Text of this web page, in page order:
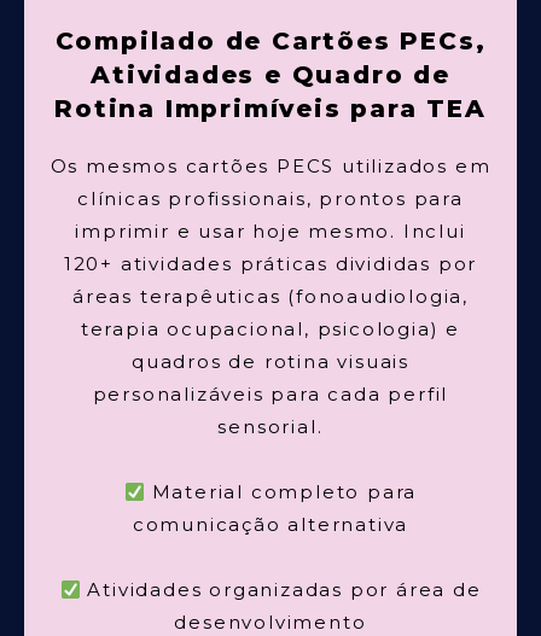
Compilado de Cartões PECs,
Atividades e Quadro de
Rotina Imprimíveis para TEA
Os mesmos cartões PECS utilizados em
clínicas profissionais, prontos para
imprimir e usar hoje mesmo. Inclui
120+ atividades práticas divididas por
áreas terapêuticas (fonoaudiologia,
terapia ocupacional, psicologia) e
quadros de rotina visuais
personalizáveis para cada perfil
sensorial.
Material completo para
comunicação alternativa
Atividades organizadas por área de
desenvolvimento